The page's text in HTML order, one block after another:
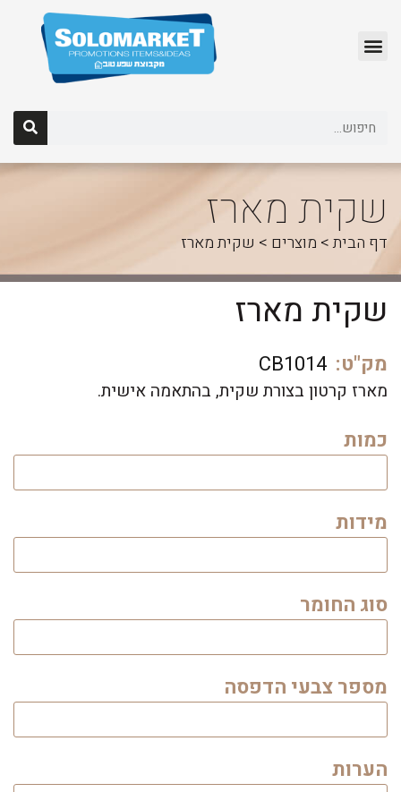
שקית מארז
דף הבית> מוצרים > שקית מארז
שקית מארז
מק"ט: CB1014
מארז קרטון בצורת שקית, בהתאמה אישית.
כמות
מידות
סוג החומר
מספר צבעי הדפסה
הערות